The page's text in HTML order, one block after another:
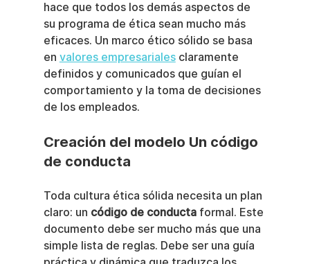
hace que todos los demás aspectos de
su programa de ética sean mucho más
eficaces. Un marco ético sólido se basa
en valores empresariales claramente
definidos y comunicados que guían el
comportamiento y la toma de decisiones
de los empleados.
Creación del modelo Un código
de conducta
Toda cultura ética sólida necesita un plan
claro: un código de conducta formal. Este
documento debe ser mucho más que una
simple lista de reglas. Debe ser una guía